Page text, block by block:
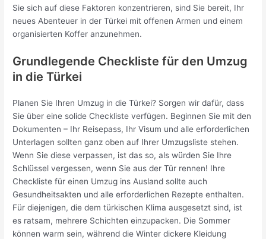
Sie sich auf diese Faktoren konzentrieren, sind Sie bereit, Ihr
neues Abenteuer in der Türkei mit offenen Armen und einem
organisierten Koffer anzunehmen.
Grundlegende Checkliste für den Umzug
in die Türkei
Planen Sie Ihren Umzug in die Türkei? Sorgen wir dafür, dass
Sie über eine solide Checkliste verfügen. Beginnen Sie mit den
Dokumenten – Ihr Reisepass, Ihr Visum und alle erforderlichen
Unterlagen sollten ganz oben auf Ihrer Umzugsliste stehen.
Wenn Sie diese verpassen, ist das so, als würden Sie Ihre
Schlüssel vergessen, wenn Sie aus der Tür rennen! Ihre
Checkliste für einen Umzug ins Ausland sollte auch
Gesundheitsakten und alle erforderlichen Rezepte enthalten.
Für diejenigen, die dem türkischen Klima ausgesetzt sind, ist
es ratsam, mehrere Schichten einzupacken. Die Sommer
können warm sein, während die Winter dickere Kleidung